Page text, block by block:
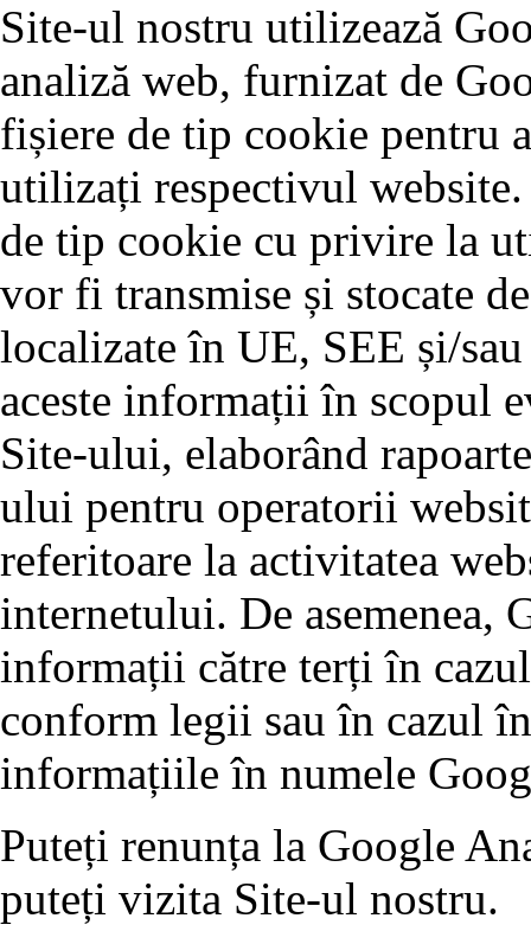
Site-ul nostru utilizează
analiză web, furnizat de
fișiere de tip cookie pentru
utilizați respectivul
de tip cookie cu privire la
vor fi transmise și stocate
localizate în UE, SEE și/
aceste informații în scopul
Site-ului, elaborând
ului pentru operatorii
referitoare la activitatea
internetului. De asemenea,
informații către terți în
conform legii sau în cazul
informațiile în numele
Puteți renunța la Google
puteți vizita Site-ul nostru.